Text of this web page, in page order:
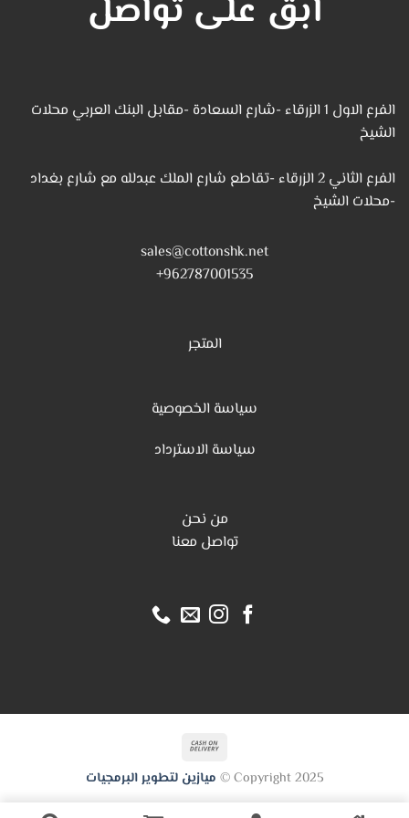
ابق على تواصل
الفرع الاول 1 الزرقاء -شارع السعادة -مقابل البنك العربي محلات
الشيخ
الفرع الثاني 2 الزرقاء -تقاطع شارع الملك عبدلله مع شارع بغداد
-محلات الشيخ
sales@cottonshk.net
962787001535+
المتجر
سياسة الخصوصية
سياسة الاسترداد
من نحن
تواصل معنا
Delivery
Copyright 2025 © ميازين لتطوير البرمجيات